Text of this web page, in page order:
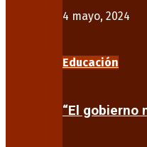
4 mayo, 2024
Educación
“El gobierno